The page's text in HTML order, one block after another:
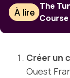
À lire
The
Course
Créer un
Ouest